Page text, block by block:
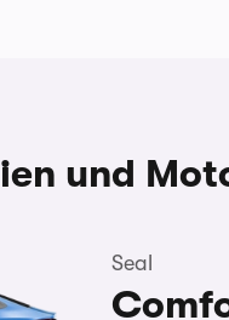
und
Seal